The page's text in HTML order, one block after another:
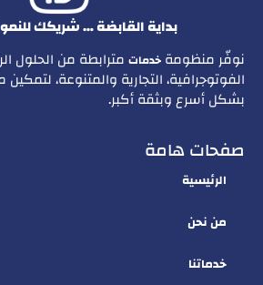
بداية القابضة … شريكك
نوفّر منظومة خدمات مترابطة من الحلول
الفوتوجرافية، التجارية والمتنوعة،
بشكل أسرع وبثقة أكبر.
صفحات هامة
الرئيسية
من نحن
خدماتنا